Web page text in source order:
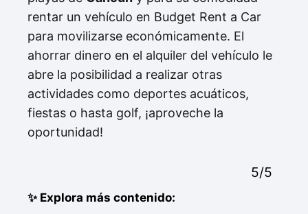
rentar un vehículo en Budget Rent a Car
para movilizarse económicamente. El
ahorrar dinero en el alquiler del vehículo le
abre la posibilidad a realizar otras
actividades como deportes acuáticos,
fiestas o hasta golf, ¡aproveche la
oportunidad!
5/5
✨ Explora más contenido: